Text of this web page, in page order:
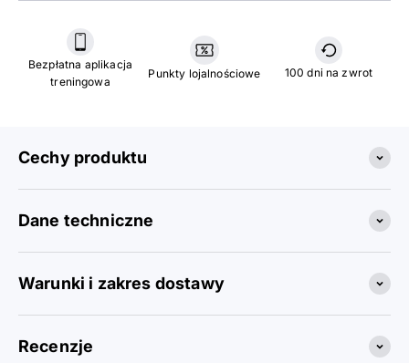
Bezpłatna aplikacja
treningowa
Punkty lojalnościowe 100 dni na zwrot
Cechy produktu
Dane techniczne
Warunki i zakres dostawy
Recenzje